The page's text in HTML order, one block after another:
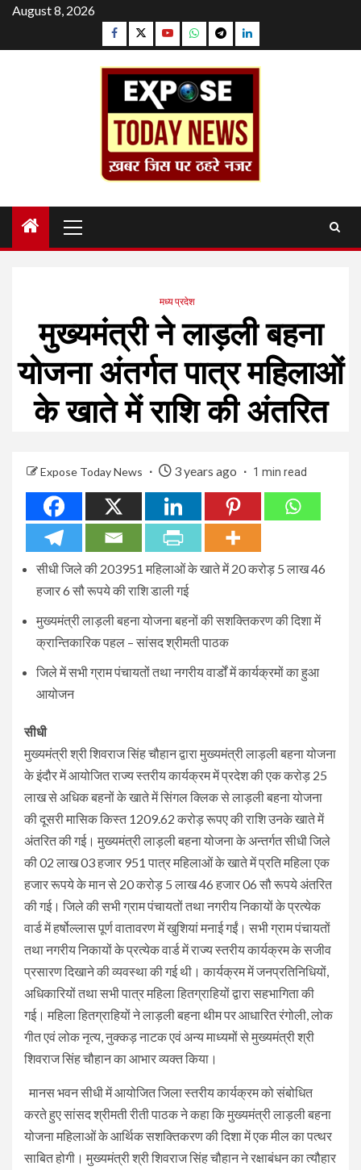
Skip
content
August 8, 2026
Facebook
TwitterYouTubeWhatsapp
TelegramLinkedin
Menu
मध्य प्रदेश
मुख्यमंत्री ने लाड़ली बहना
योजना अंतर्गत पात्र महिलाओं
के खाते में राशि की अंतरित
Expose Today News 3 years ago 1 min read
सीधी जिले की 203951 महिलाओं के खाते में 20 करोड़ 5 लाख 46
हजार 6 सौ रूपये की राशि डाली गई
मुख्यमंत्री लाड़ली बहना योजना बहनों की सशक्तिकरण की दिशा में
क्रान्तिकारिक पहल – सांसद श्रीमती पाठक
जिले में सभी ग्राम पंचायतों तथा नगरीय वार्डों में कार्यक्रमों का हुआ
आयोजन
सीधी
मुख्यमंत्री श्री शिवराज सिंह चौहान द्वारा मुख्यमंत्री लाड़ली बहना योजना
के इंदौर में आयोजित राज्य स्तरीय कार्यक्रम में प्रदेश की एक करोड़ 25
लाख से अधिक बहनों के खाते में सिंगल क्लिक से लाड़ली बहना योजना
की दूसरी मासिक किस्त 1209.62 करोड़ रूपए की राशि उनके खाते में
अंतरित की गई। मुख्यमंत्री लाड़ली बहना योजना के अन्तर्गत सीधी जिले
की 02 लाख 03 हजार 951 पात्र महिलाओं के खाते में प्रति महिला एक
हजार रूपये के मान से 20 करोड़ 5 लाख 46 हजार 06 सौ रूपये अंतरित
की गई। जिले की सभी ग्राम पंचायतों तथा नगरीय निकायों के प्रत्येक
वार्ड में हर्षोल्लास पूर्ण वातावरण में खुशियां मनाई गईं। सभी ग्राम पंचायतों
तथा नगरीय निकायों के प्रत्येक वार्ड में राज्य स्तरीय कार्यक्रम के सजीव
प्रसारण दिखाने की व्यवस्था की गई थी। कार्यक्रम में जनप्रतिनिधियों,
अधिकारियों तथा सभी पात्र महिला हितग्राहियों द्वारा सहभागिता की
गई। महिला हितग्राहियों ने लाड़ली बहना थीम पर आधारित रंगोली, लोक
गीत एवं लोक नृत्य, नुक्कड़ नाटक एवं अन्य माध्यमों से मुख्यमंत्री श्री
शिवराज सिंह चौहान का आभार व्यक्त किया।
मानस भवन सीधी में आयोजित जिला स्तरीय कार्यक्रम को संबोधित
करते हुए सांसद श्रीमती रीती पाठक ने कहा कि मुख्यमंत्री लाड़ली बहना
योजना महिलाओं के आर्थिक सशक्तिकरण की दिशा में एक मील का पत्थर
साबित होगी। मुख्यमंत्री श्री शिवराज सिंह चौहान ने रक्षाबंधन का त्यौहार